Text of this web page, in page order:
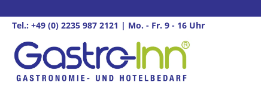
Zur Hauptnavigation springen
Tel.: +49 (0) 2235 987 2121 | Mo. - Fr. 9 - 16 Uhr